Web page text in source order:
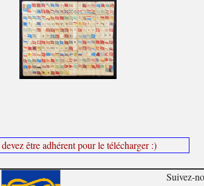
être adhérent pour le télécharger :)
Suivez-